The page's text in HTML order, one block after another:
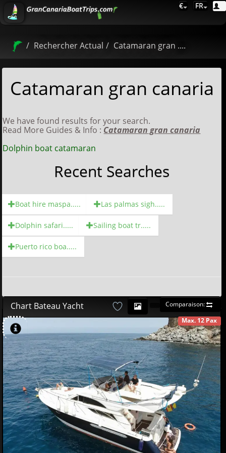
€ FR
Rechercher Actual Catamaran gran ....
Catamaran gran canaria
We have found results for your search.
Read More Guides & Info : Catamaran gran canaria
Dolphin boat catamaran
Recent Searches
Boat hire maspa..... Las palmas sigh.....
Dolphin safari..... Sailing boat tr.....
Puerto rico boa.....
Comparaison:
Chart Bateau Yacht
Max. 12 Pax
€58000
DISPONIBLE